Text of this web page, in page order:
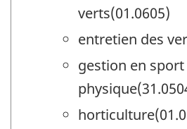
verts(01.0605)
entretien des
gestion en